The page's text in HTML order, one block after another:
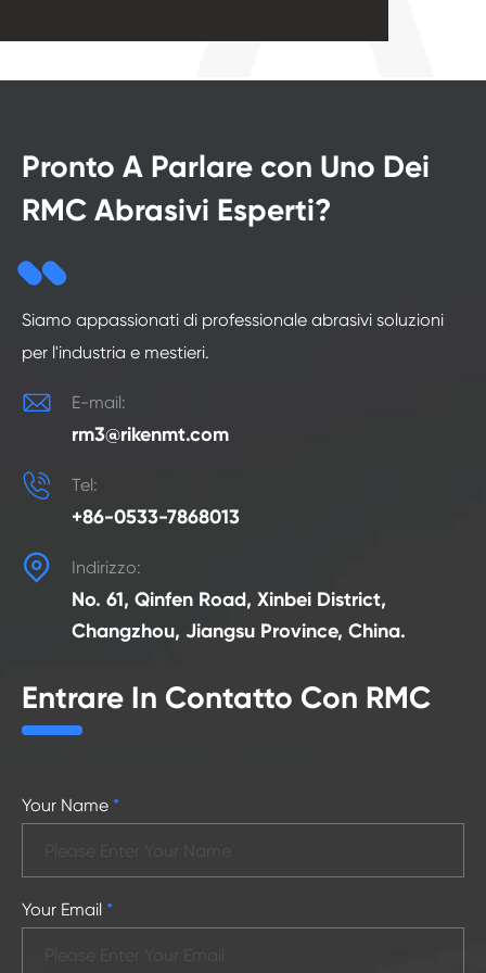
Pronto A Parlare con Uno Dei
RMC Abrasivi Esperti?
Siamo appassionati di professionale abrasivi soluzioni
per l'industria e mestieri.
 E-mail:
rm3@rikenmt.com
 Tel:
+86-0533-7868013
 Indirizzo:
No. 61, Qinfen Road, Xinbei District,
Changzhou, Jiangsu Province, China.
Entrare In Contatto Con RMC
Your Name *
Your Email *